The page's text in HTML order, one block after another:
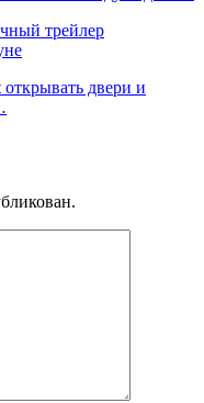
трейлер
двери и